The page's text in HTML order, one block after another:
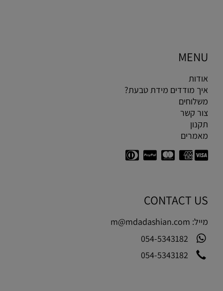
MENU
אודות
איך מודדים מידת טבעת?
משלוחים
צור קשר
תקנון
מאמרים
CONTACT US
מייל: m@mdadashian.com
054-5343182
054-5343182